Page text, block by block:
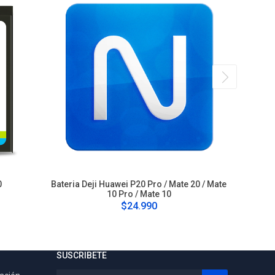
Bateria Deji Huawei P20 Pro / Mate 20 / Mate
10 Pro / Mate 10
$24.990
SUSCRIBETE